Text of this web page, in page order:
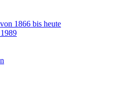
1866 bis heute